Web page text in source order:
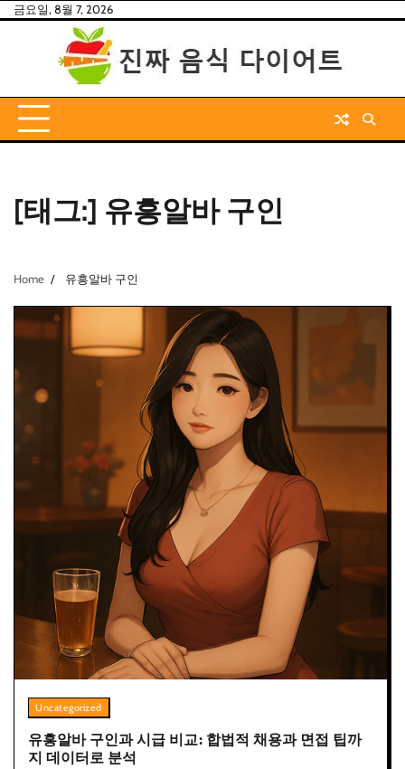
Skip금요일, 8월 7, 2026
[태그:] 유흥알바 구인
Home 유흥알바 구인
Uncategorized
유흥알바 구인과 시급 비교: 합법적 채용과 면접 팁까
지 데이터로 분석